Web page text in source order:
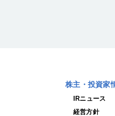
株主・投資家
IRニュース
経営方針